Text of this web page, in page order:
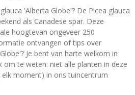
'Alberta Globe'? De Picea glauca
als Canadese spar. Deze
hoogtevan ongeveer 250
ontvangen of tips over
Je bent van harte welkom in
om te weten: niet alle planten in deze
moment) in ons tuincentrum